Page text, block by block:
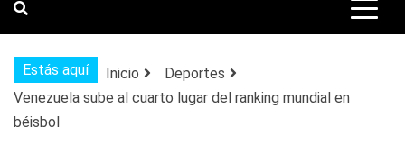
Estás aquí Inicio
Deportes
Venezuela sube al cuarto lugar del ranking mundial en
béisbol